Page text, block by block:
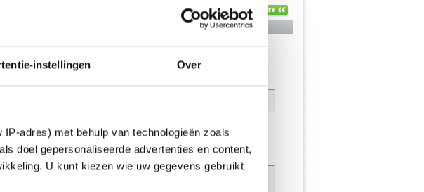
instellingen Over
adres) met behulp van technologieën zoals
doel gepersonaliseerde advertenties en content,
U kunt kiezen wie uw gegevens gebruikt
afspeelt.